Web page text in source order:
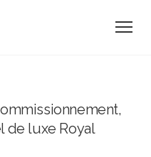
de luxe Royal